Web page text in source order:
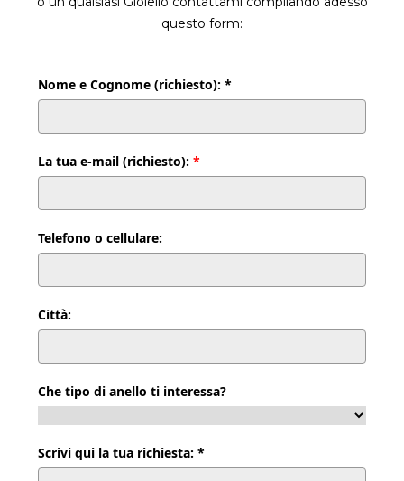
questo form:
Nome e Cognome (richiesto): *
La tua e-mail (richiesto):*
Telefono o cellulare:
Città:
Che tipo di anello ti interessa?
Scrivi qui la tua richiesta: *